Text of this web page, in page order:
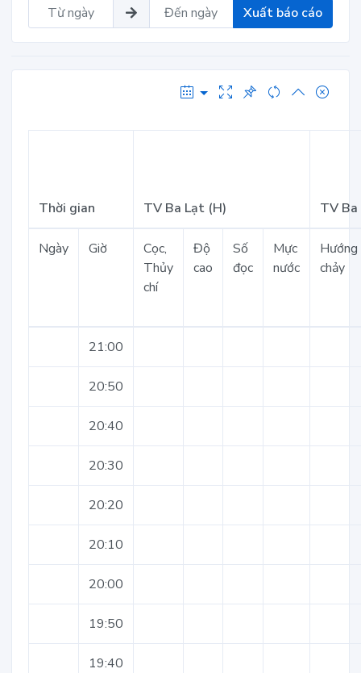
Xuất báo cáo
Thời gian TV Ba Lạt (H) TV
Ngày Giờ
Cọc,
Thủy
chí
Độ
cao
Số
đọc
Mực
nước
Hướng
chảy
21:00
20:50
20:40
20:30
20:20
20:10
20:00
19:50
19:40